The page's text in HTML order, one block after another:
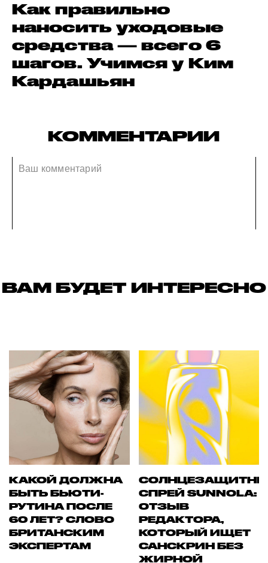
Как правильно
наносить уходовые
средства — всего 6
шагов. Учимся у Ким
Кардашьян
КОММЕНТАРИИ
ВАМ БУДЕТ ИНТЕРЕСНО
КАКОЙ ДОЛЖНА
БЫТЬ БЬЮТИ-
РУТИНА ПОСЛЕ
60 ЛЕТ? СЛОВО
БРИТАНСКИМ
ЭКСПЕРТАМ
СПРЕЙ SUNNOLA:
ОТЗЫВ
РЕДАКТОРА,
КОТОРЫЙ ИЩЕТ
САНСКРИН БЕЗ
ЖИРНОЙ